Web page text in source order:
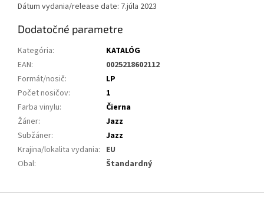
Dátum vydania/release date: 7.júla 2023
Dodatočné parametre
Kategória:
KATALÓG
EAN:
0025218602112
Formát/nosič:
LP
Počet nosičov:
1
Farba vinylu:
Čierna
Žáner:
Jazz
Subžáner:
Jazz
Krajina/lokalita vydania: EU
Obal: Štandardný